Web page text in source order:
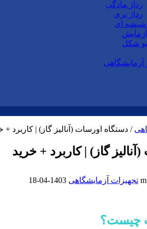
رداژ مادگی
رداژ نری
ای
آزمایش
یو شکل
آزمایشگاهی
/ دستگاه اورسات (آنالیز گاز) | کاربرد +
گاز) | کاربرد + خرید
تجهیزات آزمایشگاهی 1403-04-18
چیست؟